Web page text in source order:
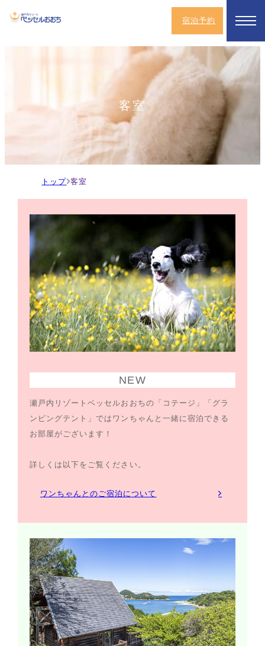
宿泊予約
客室
在
ト
ッ
プ
客
室
NEW
瀬戸内リゾートベッセルおおちの「コテージ」「グラ
ンピングテント」ではワンちゃんと一緒に宿泊できる
お部屋がございます！
詳しくは以下をご覧ください。
ワンちゃんとのご宿泊について